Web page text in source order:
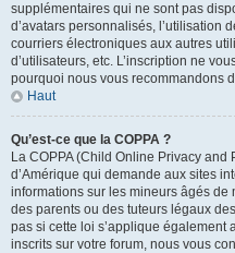
supplémentaires qui ne sont pas
d’avatars personnalisés, l’utilisation
courriers électroniques aux autres
d’utilisateurs, etc. L’inscription ne
pourquoi nous vous recommandons
Haut
Qu’est-ce que la COPPA ?
La COPPA (Child Online Privacy
d’Amérique qui demande aux sites
informations sur les mineurs âgés
des parents ou des tuteurs légaux
pas si cette loi s’applique
inscrits sur votre forum, nous vous